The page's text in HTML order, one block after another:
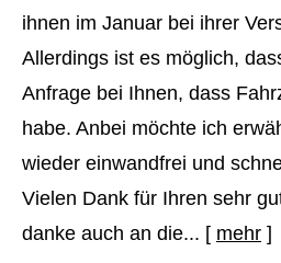
ihnen im Januar bei ihrer
Allerdings ist es möglich,
Anfrage bei Ihnen, dass
habe. Anbei möchte ich
wieder einwandfrei und
Vielen Dank für Ihren sehr
danke auch an die... [ mehr ]